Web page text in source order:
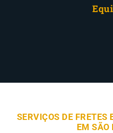
SERVIÇOS DE FRETES
EM SÃO